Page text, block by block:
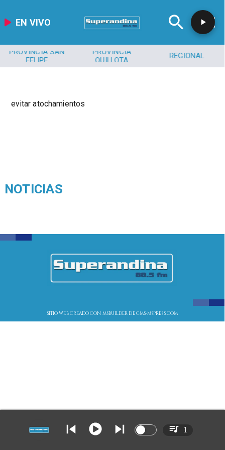
EN VIVO
PROVINCIA SAN
FELIPE
PROVINCIA
QUILLOTA
REGIONAL
evitar atochamientos
NOTICIAS
SITIO WEB CREADO CON MSBUILDER DE CMS-MSPRESS.COM
1